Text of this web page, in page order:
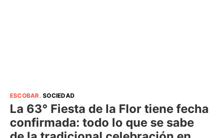
ESCOBAR.SOCIEDAD
La 63° Fiesta de la Flor tiene fecha
confirmada: todo lo que se sabe